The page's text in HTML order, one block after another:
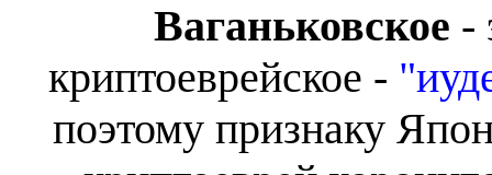
Ваганьковское -
криптоеврейское -
поэтому признаку